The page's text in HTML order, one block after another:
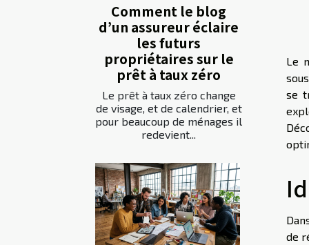
Comment le blog
d’un assureur éclaire
les futurs
propriétaires sur le
prêt à taux zéro
Le prêt à taux zéro change
de visage, et de calendrier, et
pour beaucoup de ménages il
redevient...
Le
se
de